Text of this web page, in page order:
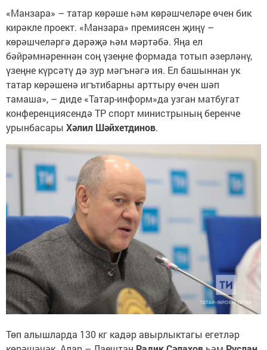
«Манзара» – татар көрәше һәм көрәшчеләре өчен бик
кирәкле проект. «Манзара» премиясен җиңү –
көрәшчеләргә дәрәҗә һәм мәртәбә. Яңа ел
бәйрәмнәреннән соң үзеңне формада тотып әзерләнү,
үзеңне күрсәтү дә зур мәгънәгә ия. Ел башыннан ук
татар көрәшенә игътибарны арттыру өчен шәп
тамаша», – диде «Татар-информ»да узган матбугат
конференциясендә ТР спорт министрының беренче
урынбасары Хәлил Шәйхетдинов.
Төп алышларда 130 кг кадәр авырлыктагы егетләр